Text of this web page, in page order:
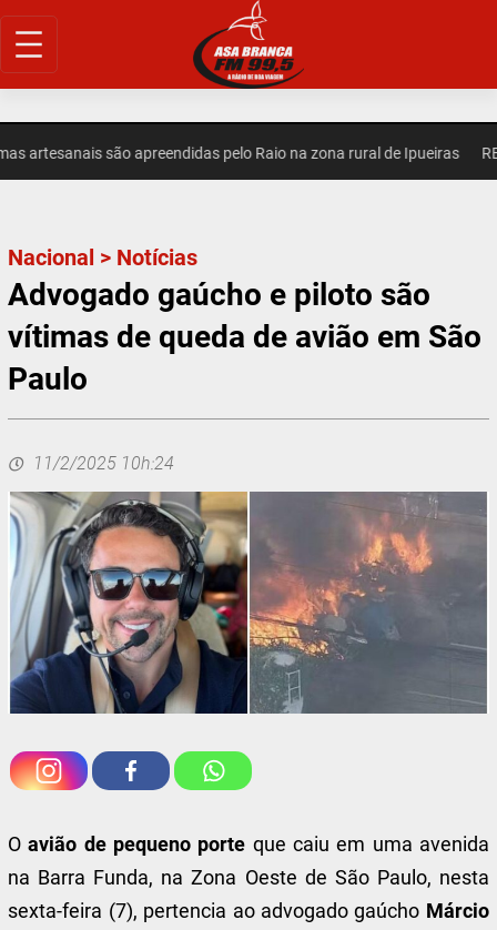
Pular
para
são apreendidas pelo Raio na zona rural de Ipueiras
Nacional > Notícias
Advogado gaúcho e piloto são
vítimas de queda de avião em São
Paulo
11/2/2025 10h:24
O avião de pequeno porte que caiu em uma avenida
na Barra Funda, na Zona Oeste de São Paulo, nesta
sexta-feira (7), pertencia ao advogado gaúcho Márcio